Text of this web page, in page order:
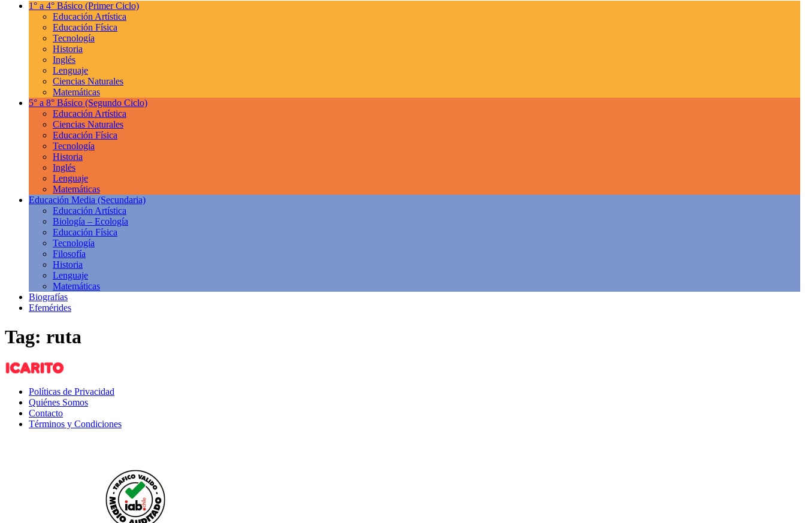
1° a 4° Básico (Primer Ciclo)
Educación Artística
Educación Física
Tecnología
Historia
Inglés
Lenguaje
Ciencias Naturales
Matemáticas
5° a 8° Básico (Segundo Ciclo)
Educación Artística
Ciencias Naturales
Educación Física
Tecnología
Historia
Inglés
Lenguaje
Matemáticas
Educación Media (Secundaria)
Educación Artística
Biología – Ecología
Educación Física
Tecnología
Filosofía
Historia
Lenguaje
Matemáticas
Biografías
Efemérides
Tag: ruta
Políticas de Privacidad
Quiénes Somos
Contacto
Términos y Condiciones